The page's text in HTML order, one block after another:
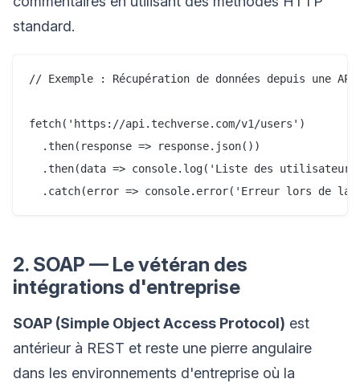
standard.
// Exemple : Récupération de données depuis une API
fetch('https://api.techverse.com/v1/users')
  .then(response => response.json())
.then(data => console.log('Liste des
2. SOAP — Le vétéran des
intégrations d'entreprise
SOAP (Simple Object Access Protocol) est
antérieur à REST et reste une pierre angulaire
dans les environnements d'entreprise où la